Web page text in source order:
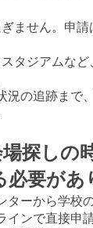
ません。申請
タジアムなど
の追跡まで
探しの
要があ
ターから学校
ンで直接申